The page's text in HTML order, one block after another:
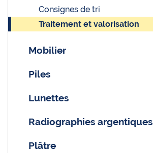
Consignes de tri
Traitement et valorisation
Mobilier
Piles
Lunettes
Radiographies argentiques
Plâtre